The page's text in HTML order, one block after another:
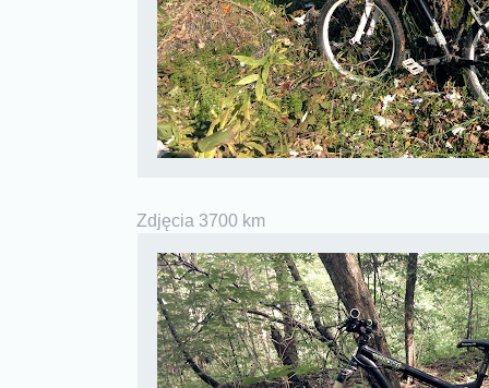
Zdjęcia 3700 km